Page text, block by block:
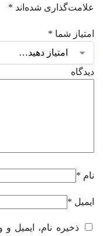
علامت‌گذاری شده‌اند *
امتیاز شما *
نام *
ایمیل *
ذخیره نام، ایمیل